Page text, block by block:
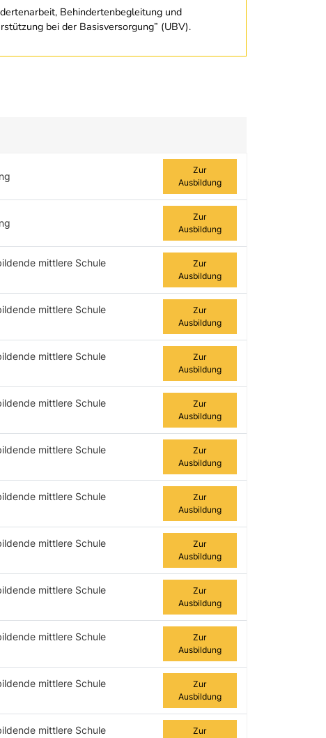
Behindertenbegleitung und
bei der Basisversorgung” (UBV).
Zur
Ausbildung
Zur
Ausbildung
mittlere Schule
Zur
Ausbildung
mittlere Schule
Zur
Ausbildung
mittlere Schule
Zur
Ausbildung
mittlere Schule
Zur
Ausbildung
mittlere Schule
Zur
Ausbildung
mittlere Schule
Zur
Ausbildung
mittlere Schule
Zur
Ausbildung
mittlere Schule
Zur
Ausbildung
mittlere Schule
Zur
Ausbildung
mittlere Schule
Zur
Ausbildung
mittlere Schule
Zur